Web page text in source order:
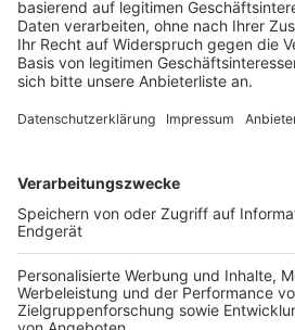
Koalition durch diese
Regierungsarbeit gehen, würde er
Anzeige
So geht es bei der
Anzeige
Am Dienstagnachmittag (06.05.)